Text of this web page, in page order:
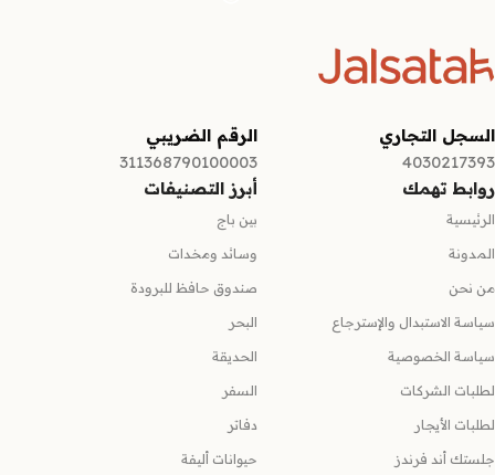
السجل التجاري
4030217393
الرقم الضريبي
311368790100003
روابط تهمك
الرئيسية
المدونة
من نحن
سياسة الاستبدال والإسترجاع
سياسة الخصوصية
لطلبات الشركات
لطلبات الأيجار
جلستك أند فرندز
أبرز التصنيفات
بين باج
وسائد ومخدات
صندوق حافظ للبرودة
البحر
الحديقة
السفر
دفاتر
حيوانات أليفة